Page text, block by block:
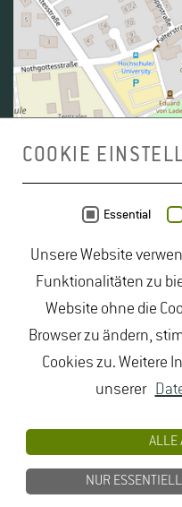
OpenStreetMap
duales Studium
Lebensmittelrecht
Studium| Naturschutz
Studium| Studiengang
Lebensmittel |
Studium Lebensmittel|
Lebensmittelsicherheit
COOKIE
Essential
Unsere Website
Funktionalitäten zu
Website ohne die
Browser zu ändern,
Cookies zu. Weitere
unserer
ALLE
NUR